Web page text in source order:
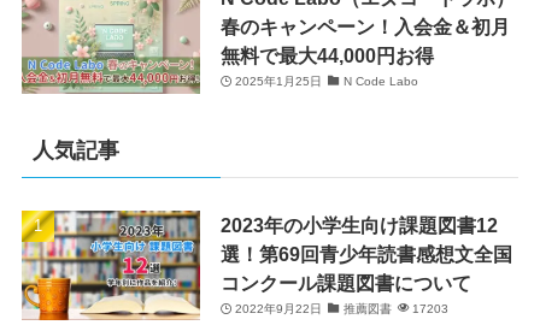
春のキャンペーン！入会金＆初月
無料で最大44,000円お得
2025年1月25日 N Code Labo
人気記事
2023年の小学生向け課題図書12
選！第69回青少年読書感想文全国
コンクール課題図書について
2022年9月22日 推薦図書 17203